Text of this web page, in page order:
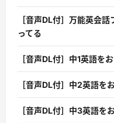
［音声DL付］万能英会
ってる
［音声DL付］中1英語を
［音声DL付］中2英語を
［音声DL付］中3英語を